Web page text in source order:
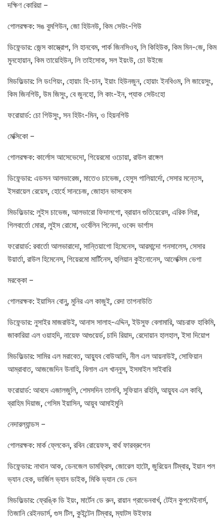
দক্ষিণ কোরিয়া –
গোলরক্ষক: সঙ বুমগিউন, জো হিউনউ, কিম সেউং-গিউ
ডিফেন্ডার: জেন্স কাস্ত্রোপ, লি হানবেম, পার্ক জিনসিওব, লি কিহিউক, কিম মিন-জে, কিম
মুনহোয়ান, কিম তায়েহিউন, লি তাইসোক, সল ইয়ংউ, চো উইজে
মিডফিল্ডার: লি ডংগিয়ং, হোয়াং হি-চান, ইয়াং হিউনজুন, হোয়াং ইনবিওম, লি জায়েসুং,
কিম জিনগিউ, উম জিসুং, বে জুনহো, লি কাং-ইন, প্যাক সেউংহো
ফরোয়ার্ড: চো গিউসুং, সন হিউং-মিন, ও হিয়নগিউ
মেক্সিকো –
গোলরক্ষক: কার্লোস আসেভেদো, গিয়েরমো ওচোয়া, রাউল রাঙ্গেল
ডিফেন্ডার: এডসন আলভারেজ, মাতেও চাভেজ, হেসুস গালিয়ার্দো, সেসার মন্তেস,
ইসরায়েল রেয়েস, হোর্হে সানচেজ, জোহান ভাসকেস
মিডফিল্ডার: লুইস চাভেজ, আলভারো ফিদালগো, ব্রায়ান গুতিয়েরেস, এরিক লিরা,
গিলবার্তো মোরা, লুইস রোমো, ওর্বেলিন পিনেদা, ওবেদ ভার্গাস
ফরোয়ার্ড: রবার্তো আলভারাদো, সান্তিয়াগো হিমেনেস, আরমান্দো গনসালেস, সেসার
উয়ার্তা, রাউল হিমেনেস, গিয়েরমো মার্টিনেস, হুলিয়ান কুইনোনেস, আলেক্সিস ভেগা
মরক্কো –
গোলরক্ষক: ইয়াসিন বোনু, মুনির এল কাজুই, রেদা তাগনাউতি
ডিফেন্ডার: নুসাইর মাজরাউই, আনাস সালাহ-এদ্দিন, ইউসুফ বেলামারি, আচরাফ হাকিমি,
জাকারিয়া এল ওয়াহদি, নায়েফ আগুয়ের্ড, চাদি রিয়াদ, রেদোয়ান হালহাল, ইসা দিয়োপ
মিডফিল্ডার: সামির এল মরাবেত, আয়্যুব বোউআদি, নীল এল আয়নাউই, সোফিয়ান
আম্রাবাত, আজজেদিন উনাহি, বিলাল এল খান্নুস, ইসমাইল সাইবারি
ফরোয়ার্ড: আবদে এজালজুলি, শেমসদিন তালবি, সুফিয়ান রহিমি, আয়্যুব এল কাবি,
ব্রাহিম দিয়াজ, গেসিম ইয়াসিন, আয়ুব আমাইমুনি
নেদারল্যান্ডস –
গোলরক্ষক: মার্ক ফ্লেকেন, রবিন রোয়েফস, বার্থ ফারব্রুগেন
ডিফেন্ডার: নাথান আক, ডেনজেল ডামফ্রিস, জোরেল হাটো, জুরিয়েন টিম্বার, ইয়ান পল
ভ্যান হেক, ভার্জিল ভ্যান ডাইক, মিকি ভ্যান ডে ভেন
মিডফিল্ডার: ফ্রেঙ্কি ডি ইয়ং, মার্টেন ডে রুন, রায়ান গ্রাভেনবার্খ, টেইন কুপমেইনার্স,
তিজানি রেইনডার্স, গুস টিল, কুইন্টেন টিম্বার, ম্যাটস উইফার